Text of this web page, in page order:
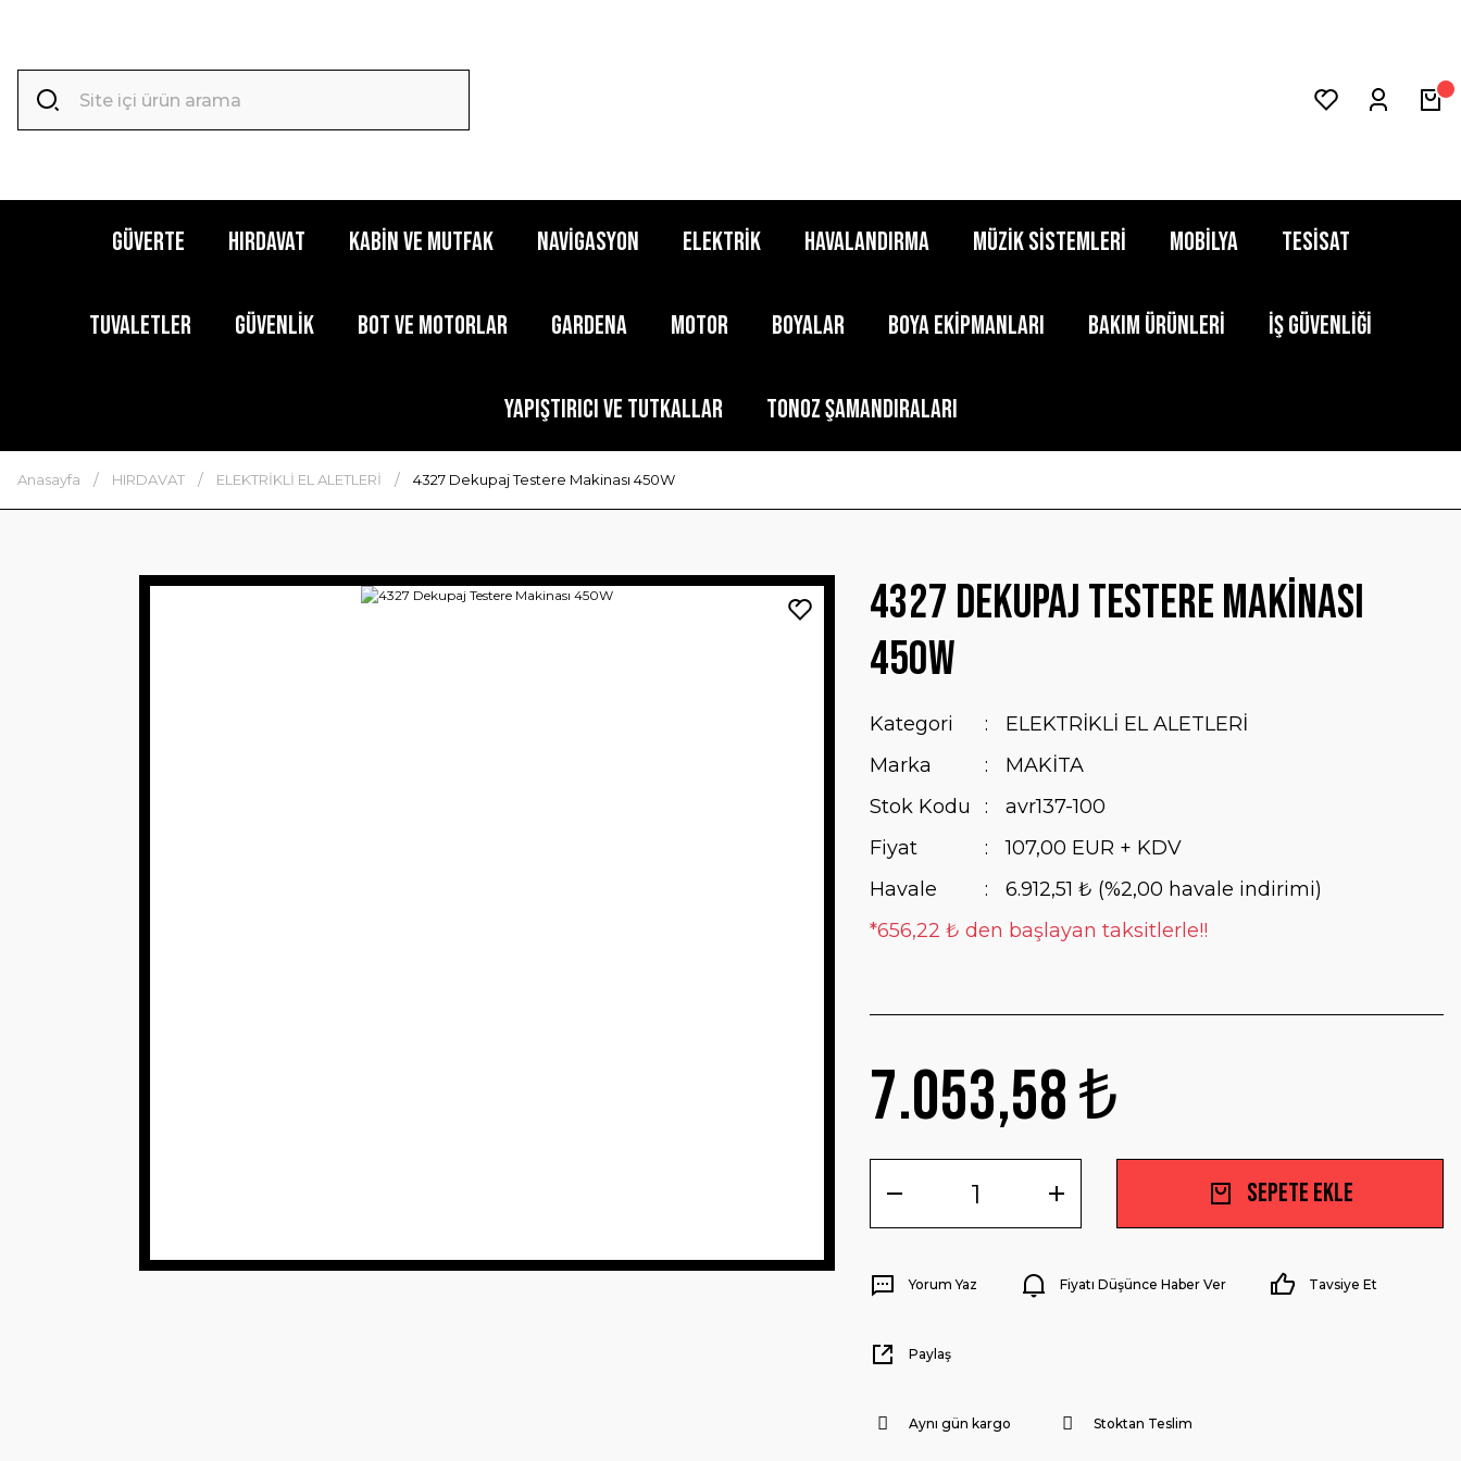
GÜVERTE HIRDAVAT KABİN ve MUTFAK NAVİGASYON ELEKTRİK HAVALANDIRMA MÜZİK SİSTEMLERİ MOBİLYA TESİSAT
TUVALETLER GÜVENLİK BOT ve MOTORLAR GARDENA MOTOR BOYALAR BOYA EKİPMANLARI BAKIM ÜRÜNLERİ İŞ GÜVENLİĞİ
YAPIŞTIRICI ve TUTKALLAR TONOZ ŞAMANDIRALARI
Anasayfa HIRDAVAT ELEKTRİKLİ EL ALETLERİ 4327 Dekupaj Testere Makinası 450W
4327 Dekupaj Testere Makinası
450W
Kategori
ELEKTRİKLİ EL ALETLERİ
Marka
MAKİTA
Stok Kodu
avr137-100
Fiyat
107,00 EUR + KDV
Havale
6.912,51 ₺ (%2,00 havale indirimi)
*656,22 ₺ den başlayan taksitlerle!!
7.053,58 ₺
Sepete Ekle
Yorum Yaz Fiyatı Düşünce Haber Ver Tavsiye Et
Paylaş
Aynı gün kargo Stoktan Teslim